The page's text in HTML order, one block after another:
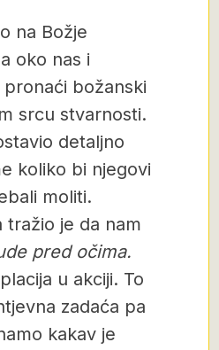
na Božje
oko nas i
božanski
srcu stvarnosti.
detaljno
koliko bi njegovi
moliti.
tražio je da nam
pred očima.
u akciji. To
zadaća pa
kakav je